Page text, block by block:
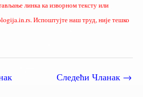
линка ка изворном тексту или
Испоштујте наш труд, није тешко
Следећи Чланак →